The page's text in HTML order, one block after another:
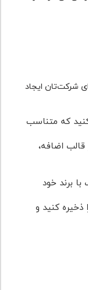
برای شرکت‌تان ایجاد
که متناسب
قالب اضافه،
برند خود
کنید و